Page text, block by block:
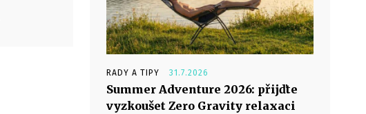
RADY A TIPY 31.7.2026
Summer Adventure 2026: přijďte
vyzkoušet Zero Gravity relaxaci